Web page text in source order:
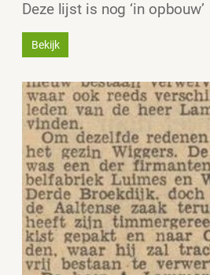
Deze lijst is nog ‘in opbouw’
Bekijk